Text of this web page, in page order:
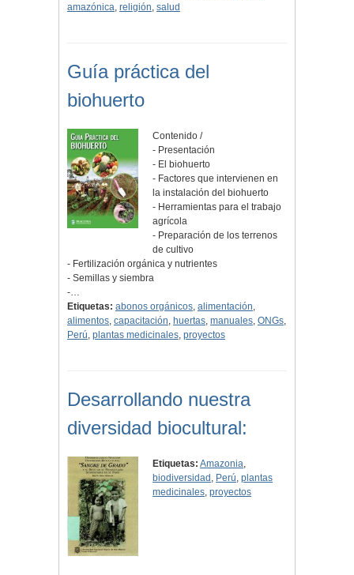
amazónica, religión, salud
Guía práctica del
biohuerto
Contenido /
- Presentación
- El biohuerto
- Factores que intervienen en
la instalación del biohuerto
- Herramientas para el trabajo
agrícola
- Preparación de los terrenos
de cultivo
- Fertilización orgánica y nutrientes
- Semillas y siembra
-…
Etiquetas: abonos orgánicos, alimentación,
alimentos, capacitación, huertas, manuales, ONGs,
Perú, plantas medicinales, proyectos
Desarrollando nuestra
diversidad biocultural:
Etiquetas: Amazonia,
biodiversidad , Perú,plantas
medicinales,proyectos